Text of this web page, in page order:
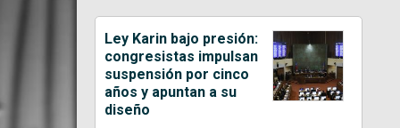
Ley Karin bajo presión:
congresistas impulsan
suspensión por cinco
años y apuntan a su
diseño